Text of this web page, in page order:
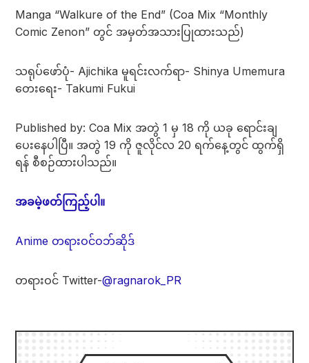
Manga “Walkure of the End” (Coa Mix “Monthly
Comic Zenon” တွင် အမှတ်အသားပြုထားသည်)
သရုပ်ဖော်ပုံ- Ajichika မူရင်းလက်ရာ- Shinya Umemura
တေးရေး- Takumi Fukui
Published by: Coa Mix အတွဲ 1 မှ 18 ကို ယခု ရောင်းချ
ပေးနေပါပြီ။ အတွဲ 19 ကို ဇူလိုင်လ 20 ရက်နေ့တွင် ထွက်ရှိ
ရန် စီစဉ်ထားပါသည်။
အခမဲ့ဖတ်ကြည့်ပါ။
Anime တရားဝင်ဝဘ်ဆိုဒ်
တရားဝင် Twitter-@ragnarok_PR